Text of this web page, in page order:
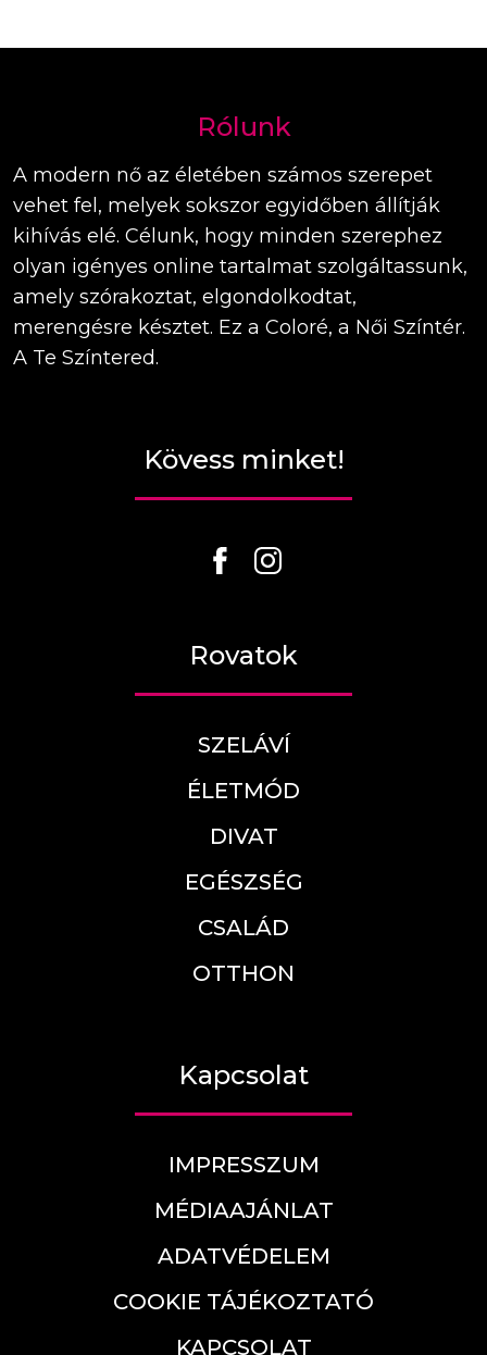
Rólunk
A modern nő az életében számos szerepet
vehet fel, melyek sokszor egyidőben állítják
kihívás elé. Célunk, hogy minden szerephez
olyan igényes online tartalmat szolgáltassunk,
amely szórakoztat, elgondolkodtat,
merengésre késztet. Ez a Coloré, a Női Színtér.
A Te Színtered.
Kövess minket!
Rovatok
SZELÁVÍ
ÉLETMÓD
DIVAT
EGÉSZSÉG
CSALÁD
OTTHON
Kapcsolat
IMPRESSZUM
MÉDIAAJÁNLAT
ADATVÉDELEM
COOKIE TÁJÉKOZTATÓ
KAPCSOLAT